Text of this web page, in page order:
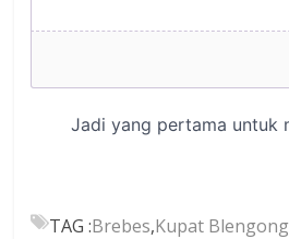
TAG :Brebes,Kupat Blengong